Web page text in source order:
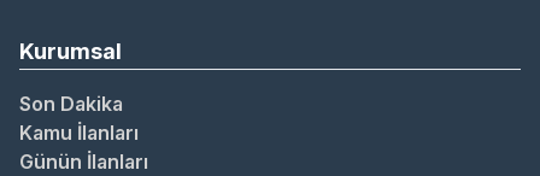
Kurumsal
Son Dakika
Kamu İlanları
Günün İlanları